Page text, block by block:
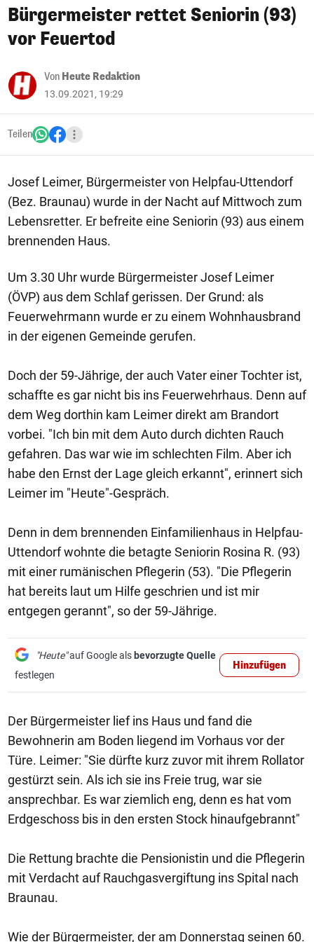
Bürgermeister rettet Seniorin (93)
vor Feuertod
Von Heute Redaktion
13.09.2021, 19:29
Teilen
Josef Leimer, Bürgermeister von Helpfau-Uttendorf
(Bez. Braunau) wurde in der Nacht auf Mittwoch zum
Lebensretter. Er befreite eine Seniorin (93) aus einem
brennenden Haus.
Um 3.30 Uhr wurde Bürgermeister Josef Leimer
(ÖVP) aus dem Schlaf gerissen. Der Grund: als
Feuerwehrmann wurde er zu einem Wohnhausbrand
in der eigenen Gemeinde gerufen.
Doch der 59-Jährige, der auch Vater einer Tochter ist,
schaffte es gar nicht bis ins Feuerwehrhaus. Denn auf
dem Weg dorthin kam Leimer direkt am Brandort
vorbei. "Ich bin mit dem Auto durch dichten Rauch
gefahren. Das war wie im schlechten Film. Aber ich
habe den Ernst der Lage gleich erkannt", erinnert sich
Leimer im "Heute"-Gespräch.
Denn in dem brennenden Einfamilienhaus in Helpfau-
Uttendorf wohnte die betagte Seniorin Rosina R. (93)
mit einer rumänischen Pflegerin (53). "Die Pflegerin
hat bereits laut um Hilfe geschrien und ist mir
entgegen gerannt", so der 59-Jährige.
"Heute"auf Google als bevorzugte Quelle
festlegen
Hinzufügen
Der Bürgermeister lief ins Haus und fand die
Bewohnerin am Boden liegend im Vorhaus vor der
Türe. Leimer: "Sie dürfte kurz zuvor mit ihrem Rollator
gestürzt sein. Als ich sie ins Freie trug, war sie
ansprechbar. Es war ziemlich eng, denn es hat vom
Erdgeschoss bis in den ersten Stock hinaufgebrannt"
Die Rettung brachte die Pensionistin und die Pflegerin
mit Verdacht auf Rauchgasvergiftung ins Spital nach
Braunau.
Wie der Bürgermeister, der am Donnerstag seinen 60.